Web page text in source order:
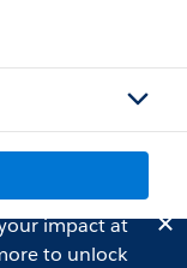
impact at
to unlock